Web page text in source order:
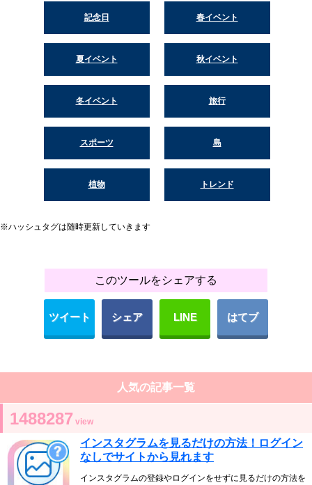
記念日 春イベント
夏イベント 秋イベント
冬イベント 旅行
スポーツ 島
植物 トレンド
※ハッシュタグは随時更新していきます
このツールをシェアする
ツイート シェア LINE はてブ
人気の記事一覧
1488287 view
インスタグラムを見るだけの方法！ログイン
なしでサイトから見れます
インスタグラムの登録やログインをせずに見るだけの方法を